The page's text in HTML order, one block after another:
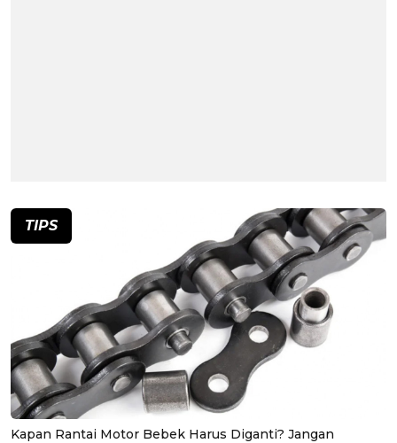
TIPS
Kapan Rantai Motor Bebek Harus Diganti? Jangan